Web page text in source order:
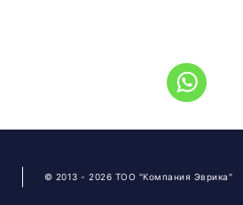
© 2013 - 2026 ТОО "Компания Эврика"